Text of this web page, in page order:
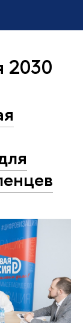
2030